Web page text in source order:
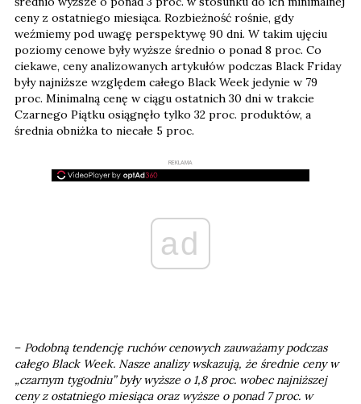
ceny z ostatniego miesiąca. Rozbieżność rośnie, gdy
weźmiemy pod uwagę perspektywę 90 dni. W takim ujęciu
poziomy cenowe były wyższe średnio o ponad 8 proc. Co
ciekawe, ceny analizowanych artykułów podczas Black Friday
były najniższe względem całego Black Week jedynie w 79
proc. Minimalną cenę w ciągu ostatnich 30 dni w trakcie
Czarnego Piątku osiągnęło tylko 32 proc. produktów, a
średnia obniżka to niecałe 5 proc.
REKLAMA
ad
– Podobną tendencję ruchów cenowych zauważamy podczas
całego Black Week. Nasze analizy wskazują, że średnie ceny w
„czarnym tygodniu” były wyższe o 1,8 proc. wobec najniższej
ceny z ostatniego miesiąca oraz wyższe o ponad 7 proc. w